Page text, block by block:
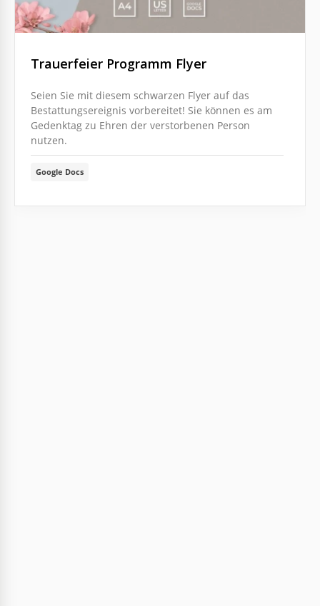
Trauerfeier Programm Flyer
Seien Sie mit diesem schwarzen Flyer auf das
Bestattungsereignis vorbereitet! Sie können es am
Gedenktag zu Ehren der verstorbenen Person
nutzen.
Google Docs